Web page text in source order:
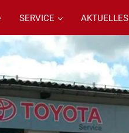
SERVICE AKTUELLES